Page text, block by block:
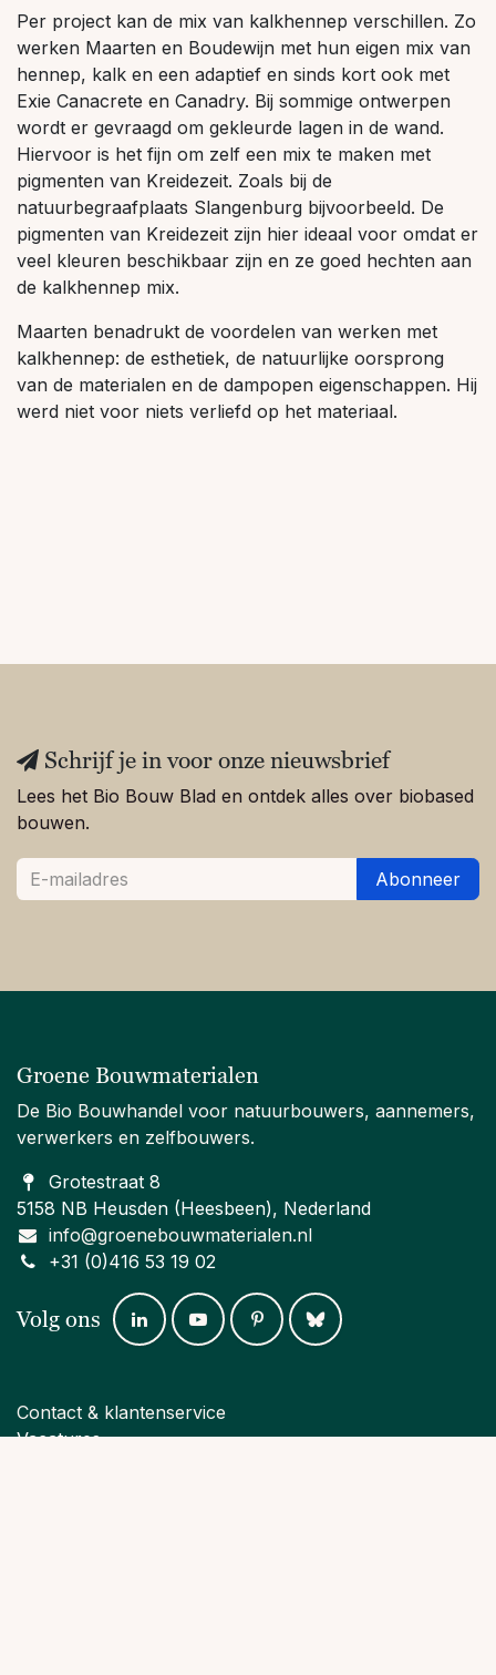
Per project kan de mix van kalkhennep verschillen. Zo
werken Maarten en Boudewijn met hun eigen mix van
hennep, kalk en een adaptief en sinds kort ook met
Exie Canacrete en Canadry. Bij sommige ontwerpen
wordt er gevraagd om gekleurde lagen in de wand.
Hiervoor is het fijn om zelf een mix te maken met
pigmenten van Kreidezeit. Zoals bij de
natuurbegraafplaats Slangenburg bijvoorbeeld. De
pigmenten van Kreidezeit zijn hier ideaal voor omdat er
veel kleuren beschikbaar zijn en ze goed hechten aan
de kalkhennep mix.
Maarten benadrukt de voordelen van werken met
kalkhennep: de esthetiek, de natuurlijke oorsprong
van de materialen en de dampopen eigenschappen. Hij
werd niet voor niets verliefd op het materiaal.
Schrijf je in voor onze nieuwsbrief
Lees het Bio Bouw Blad en ontdek alles over biobased
bouwen.
Abonneer
Groene Bouwmaterialen
De Bio Bouwhandel voor natuurbouwers, aannemers,
verwerkers en zelfbouwers.
Grotestraat 8
5158 NB Heusden (Heesbeen), Nederland
info@groenebouwmaterialen.nl
+31 (0)416 53 19 02
Volg ons
Contact & klantenservice
Vacatures